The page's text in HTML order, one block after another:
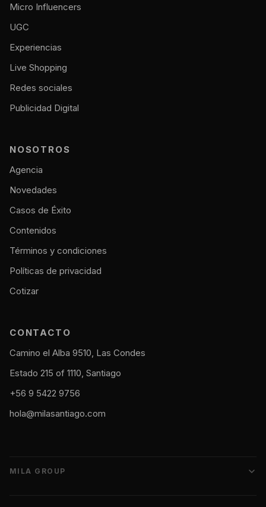
Micro Influencers
UGC
Experiencias
Live Shopping
Redes sociales
Publicidad Digital
NOSOTROS
Agencia
Novedades
Casos de Éxito
Contenidos
Términos y condiciones
Políticas de privacidad
Cotizar
CONTACTO
Camino el Alba 9510, Las Condes
Estado 215 of 1110, Santiago
+56 9 5422 9756
hola@milasantiago.com
MILA GROUP